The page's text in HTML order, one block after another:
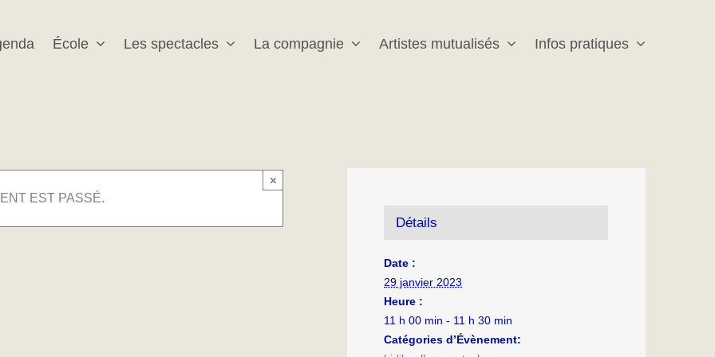
École Les spectacles La compagnie Artistes mutualisés Infos pratiques
EST PASSÉ.
×
Détails
Date :
29 janvier 2023
Heure :
11 h 00 min - 11 h 30 min
Catégories d’Évènement: